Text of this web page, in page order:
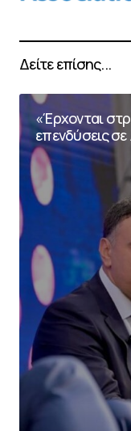
Δείτε επίσης...
«Έρχονται
επενδύσεις σε